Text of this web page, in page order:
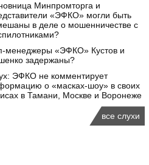
Минпромторга и
«ЭФКО» могли быть
в деле о мошенничестве с
менеджеры «ЭФКО» Кустов и
задержаны?
ЭФКО не комментирует
о «масках-шоу» в своих
в Тамани, Москве и Воронеже
все слухи